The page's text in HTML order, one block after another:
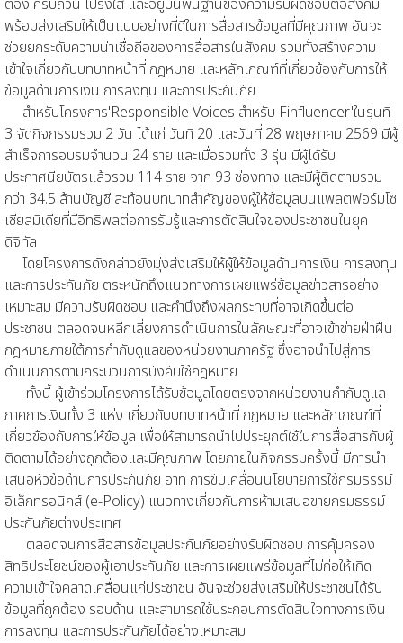
ต้อง ครบถ้วน โปร่งใส และอยู่บนพื้นฐานของความรับผิดชอบต่อสังคม
พร้อมส่งเสริมให้เป็นแบบอย่างที่ดีในการสื่อสารข้อมูลที่มีคุณภาพ อันจะ
ช่วยยกระดับความน่าเชื่อถือของการสื่อสารในสังคม รวมทั้งสร้างความ
เข้าใจเกี่ยวกับบทบาทหน้าที่ กฎหมาย และหลักเกณฑ์ที่เกี่ยวข้องกับการให้
ข้อมูลด้านการเงิน การลงทุน และการประกันภัย
สำหรับโครงการ'Responsible Voices สำหรับ Finfluencer'ในรุ่นที่
3 จัดกิจกรรมรวม 2 วัน ได้แก่ วันที่ 20 และวันที่ 28 พฤษภาคม 2569 มีผู้
สำเร็จการอบรมจำนวน 24 ราย และเมื่อรวมทั้ง 3 รุ่น มีผู้ได้รับ
ประกาศนียบัตรแล้วรวม 114 ราย จาก 93 ช่องทาง และมีผู้ติดตามรวม
กว่า 34.5 ล้านบัญชี สะท้อนบทบาทสำคัญของผู้ให้ข้อมูลบนแพลตฟอร์มโซ
เชียลมีเดียที่มีอิทธิพลต่อการรับรู้และการตัดสินใจของประชาชนในยุค
ดิจิทัล
โดยโครงการดังกล่าวยังมุ่งส่งเสริมให้ผู้ให้ข้อมูลด้านการเงิน การลงทุน
และการประกันภัย ตระหนักถึงแนวทางการเผยแพร่ข้อมูลข่าวสารอย่าง
เหมาะสม มีความรับผิดชอบ และคำนึงถึงผลกระทบที่อาจเกิดขึ้นต่อ
ประชาชน ตลอดจนหลีกเลี่ยงการดำเนินการในลักษณะที่อาจเข้าข่ายฝ่าฝืน
กฎหมายภายใต้การกำกับดูแลของหน่วยงานภาครัฐ ซึ่งอาจนำไปสู่การ
ดำเนินการตามกระบวนการบังคับใช้กฎหมาย
ทั้งนี้ ผู้เข้าร่วมโครงการได้รับข้อมูลโดยตรงจากหน่วยงานกำกับดูแล
ภาคการเงินทั้ง 3 แห่ง เกี่ยวกับบทบาทหน้าที่ กฎหมาย และหลักเกณฑ์ที่
เกี่ยวข้องกับการให้ข้อมูล เพื่อให้สามารถนำไปประยุกต์ใช้ในการสื่อสารกับผู้
ติดตามได้อย่างถูกต้องและมีคุณภาพ โดยภายในกิจกรรมครั้งนี้ มีการนำ
เสนอหัวข้อด้านการประกันภัย อาทิ การขับเคลื่อนนโยบายการใช้กรมธรรม์
อิเล็กทรอนิกส์ (e-Policy) แนวทางเกี่ยวกับการห้ามเสนอขายกรมธรรม์
ประกันภัยต่างประเทศ
ตลอดจนการสื่อสารข้อมูลประกันภัยอย่างรับผิดชอบ การคุ้มครอง
สิทธิประโยชน์ของผู้เอาประกันภัย และการเผยแพร่ข้อมูลที่ไม่ก่อให้เกิด
ความเข้าใจคลาดเคลื่อนแก่ประชาชน อันจะช่วยส่งเสริมให้ประชาชนได้รับ
ข้อมูลที่ถูกต้อง รอบด้าน และสามารถใช้ประกอบการตัดสินใจทางการเงิน
การลงทุน และการประกันภัยได้อย่างเหมาะสม